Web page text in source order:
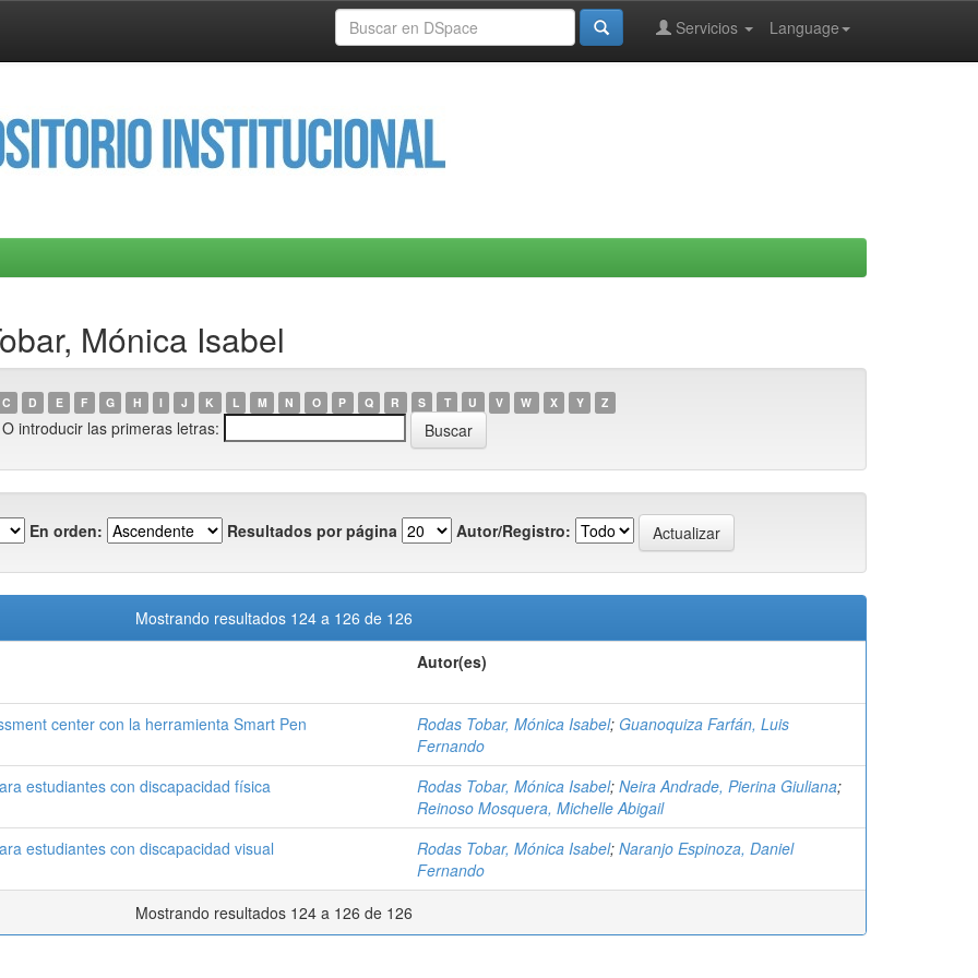
Language
Servicios
Mónica Isabel
C D E F G H I J K L M N O P Q R S T U V W X Y Z
O introducir las primeras letras:
En orden: Resultados por página Autor/Registro:
Mostrando resultados 124 a 126 de 126
Autor(es)
center con la herramienta Smart Pen Rodas Tobar, Mónica Isabel; Guanoquiza Farfán, Luis
Fernando
estudiantes con discapacidad física
Rodas Tobar, Mónica Isabel; Neira Andrade, Pierina Giuliana;
Reinoso Mosquera, Michelle Abigail
estudiantes con discapacidad visual
Rodas Tobar, Mónica Isabel; Naranjo Espinoza, Daniel
Fernando
Mostrando resultados 124 a 126 de 126